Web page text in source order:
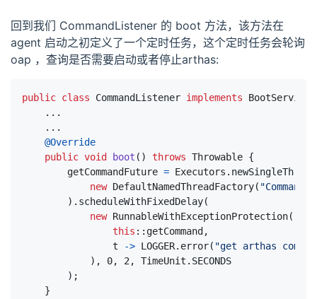
回到我们 CommandListener 的 boot 方法，该方法在
agent 启动之初定义了一个定时任务，这个定时任务会轮询
oap ，查询是否需要启动或者停止arthas:
public class CommandListener implements BootService
...
...
@Override
public void boot () throws Throwable {
getCommandFuture = Executors .
new DefaultNamedThreadFactory(
). scheduleWithFixedDelay(
new RunnableWithExceptionProtection(
this :: getCommand ,
t
-> LOGGER. error( "get arthas
),
0, 2, TimeUnit . SECONDS
);
}